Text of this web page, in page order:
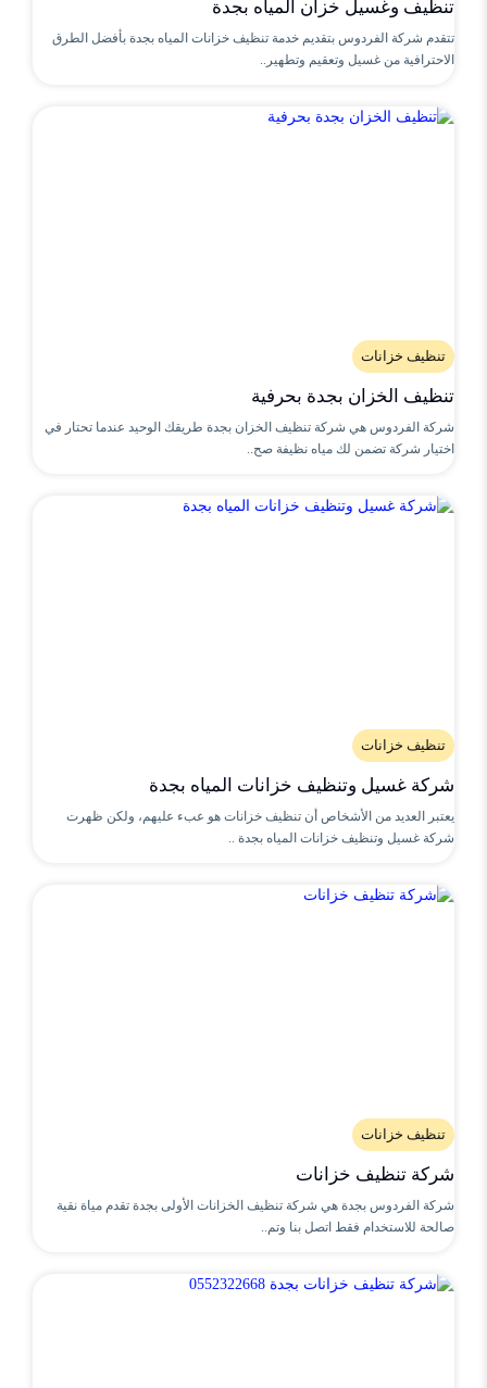
تنظيف وغسيل خزان المياه بجدة
تتقدم شركة الفردوس بتقديم خدمة تنظيف خزانات المياه بجدة بأفضل الطرق
الاحترافية من غسيل وتعقيم وتطهير..
تنظيف خزانات
تنظيف الخزان بجدة بحرفية
شركة الفردوس هي شركة تنظيف الخزان بجدة طريقك الوحيد عندما تحتار في
اختيار شركة تضمن لك مياه نظيفة صح..
تنظيف خزانات
شركة غسيل وتنظيف خزانات المياه بجدة
يعتبر العديد من الأشخاص أن تنظيف خزانات هو عبء عليهم، ولكن ظهرت
شركة غسيل وتنظيف خزانات المياه بجدة ..
تنظيف خزانات
شركة تنظيف خزانات
شركة الفردوس بجدة هي شركة تنظيف الخزانات الأولى بجدة تقدم مياة نقية
صالحة للاستخدام فقط اتصل بنا وتم..